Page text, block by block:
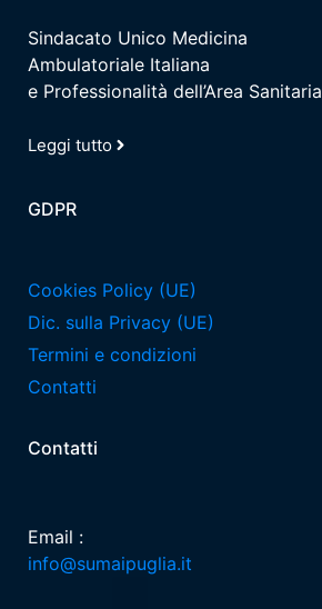
Sindacato Unico Medicina
Ambulatoriale Italiana
e Professionalità dell’Area Sanitaria
Leggi tutto
GDPR
Cookies Policy (UE)
Dic. sulla Privacy (UE)
Termini e condizioni
Contatti
Contatti
Email :
info@sumaipuglia.it